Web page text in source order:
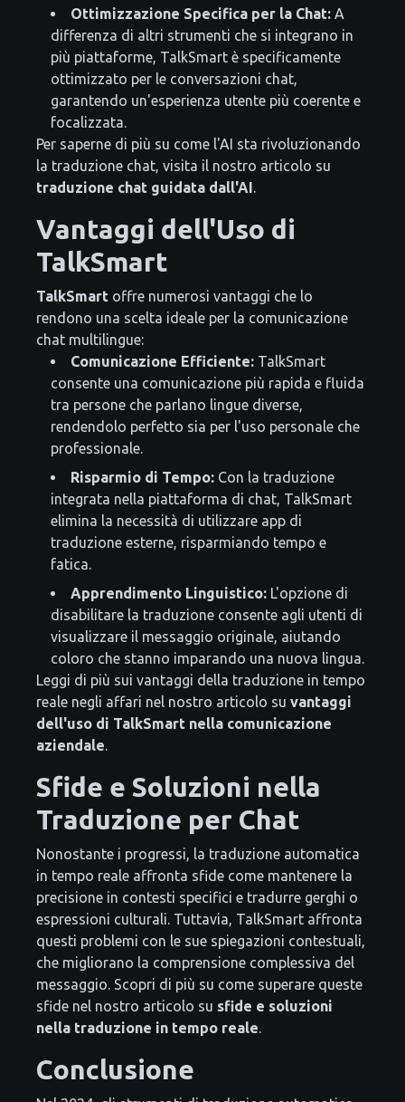
Ottimizzazione Specifica per la Chat: A
differenza di altri strumenti che si integrano in
più piattaforme, TalkSmart è specificamente
ottimizzato per le conversazioni chat,
garantendo un'esperienza utente più coerente e
focalizzata.
Per saperne di più su come l'AI sta rivoluzionando
la traduzione chat, visita il nostro articolo su
traduzione chat guidata dall'AI
Vantaggi dell'Uso di
TalkSmart
TalkSmart offre numerosi vantaggi che lo
rendono una scelta ideale per la comunicazione
chat multilingue:
Comunicazione Efficiente: TalkSmart
consente una comunicazione più rapida e fluida
tra persone che parlano lingue diverse,
rendendolo perfetto sia per l'uso personale che
professionale.
Risparmio di Tempo: Con la traduzione
integrata nella piattaforma di chat, TalkSmart
elimina la necessità di utilizzare app di
traduzione esterne, risparmiando tempo e
fatica.
Apprendimento Linguistico: L'opzione di
disabilitare la traduzione consente agli utenti di
visualizzare il messaggio originale, aiutando
coloro che stanno imparando una nuova lingua.
Leggi di più sui vantaggi della traduzione in tempo
reale negli affari nel nostro articolo su vantaggi
dell'uso di TalkSmart nella comunicazione
aziendale
Sfide e Soluzioni nella
Traduzione per Chat
Nonostante i progressi, la traduzione automatica
in tempo reale affronta sfide come mantenere la
precisione in contesti specifici e tradurre gerghi o
espressioni culturali. Tuttavia, TalkSmart affronta
questi problemi con le sue spiegazioni contestuali,
che migliorano la comprensione complessiva del
messaggio. Scopri di più su come superare queste
sfide nel nostro articolo su sfide e soluzioni
nella traduzione in tempo reale
Conclusione